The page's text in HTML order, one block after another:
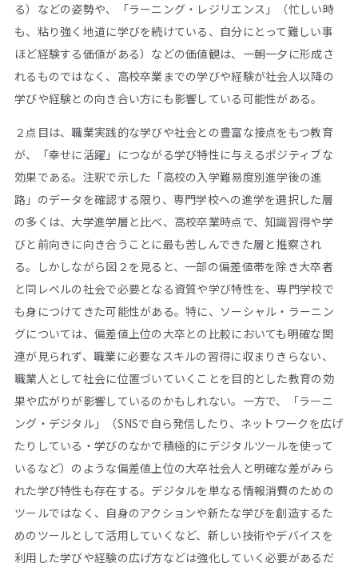
る）などの姿勢や、「ラーニング・レジリエンス」（忙しい時
も、粘り強く地道に学びを続けている、自分にとって難しい事
ほど経験する価値がある）などの価値観は、一朝一夕に形成さ
れるものではなく、高校卒業までの学びや経験が社会人以降の
学びや経験との向き合い方にも影響している可能性がある。
２点目は、職業実践的な学びや社会との豊富な接点をもつ教育
が、「幸せに活躍」につながる学び特性に与えるポジティブな
効果である。注釈で示した「高校の入学難易度別進学後の進
路」のデータを確認する限り、専門学校への進学を選択した層
の多くは、大学進学層と比べ、高校卒業時点で、知識習得や学
びと前向きに向き合うことに最も苦しんできた層と推察され
る。しかしながら図２を見ると、一部の偏差値帯を除き大卒者
と同レベルの社会で必要となる資質や学び特性を、専門学校で
も身につけてきた可能性がある。特に、ソーシャル・ラーニン
グについては、偏差値上位の大卒との比較においても明確な関
連が見られず、職業に必要なスキルの習得に収まりきらない、
職業人として社会に位置づいていくことを目的とした教育の効
果や広がりが影響しているのかもしれない。一方で、「ラーニ
ング・デジタル」（SNSで自ら発信したり、ネットワークを広げ
たりしている・学びのなかで積極的にデジタルツールを使って
いるなど）のような偏差値上位の大卒社会人と明確な差がみら
れた学び特性も存在する。デジタルを単なる情報消費のための
ツールではなく、自身のアクションや新たな学びを創造するた
めのツールとして活用していくなど、新しい技術やデバイスを
利用した学びや経験の広げ方などは強化していく必要があるだ